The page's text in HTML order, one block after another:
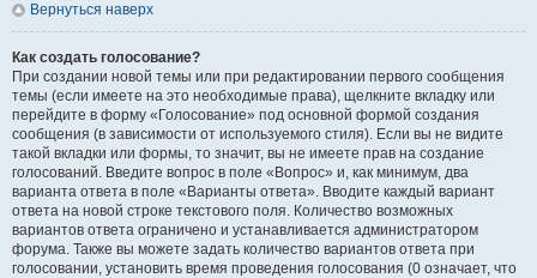
Вернуться наверх
Как создать голосование?
При создании новой темы или при редактировании первого сообщения
темы (если имеете на это необходимые права), щелкните вкладку или
перейдите в форму «Голосование» под основной формой создания
сообщения (в зависимости от используемого стиля). Если вы не видите
такой вкладки или формы, то значит, вы не имеете прав на создание
голосований. Введите вопрос в поле «Вопрос» и, как минимум, два
варианта ответа в поле «Варианты ответа». Вводите каждый вариант
ответа на новой строке текстового поля. Количество возможных
вариантов ответа ограничено и устанавливается администратором
форума. Также вы можете задать количество вариантов ответа при
голосовании, установить время проведения голосования (0 означает, что